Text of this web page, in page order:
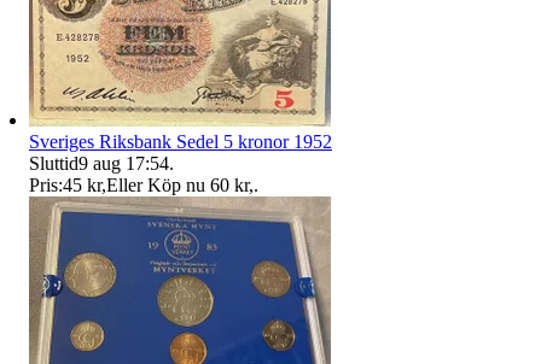
Sveriges Riksbank Sedel 5 kronor 1952
Sluttid9 aug 17:54.
Pris:45 kr,Eller Köp nu 60 kr,.